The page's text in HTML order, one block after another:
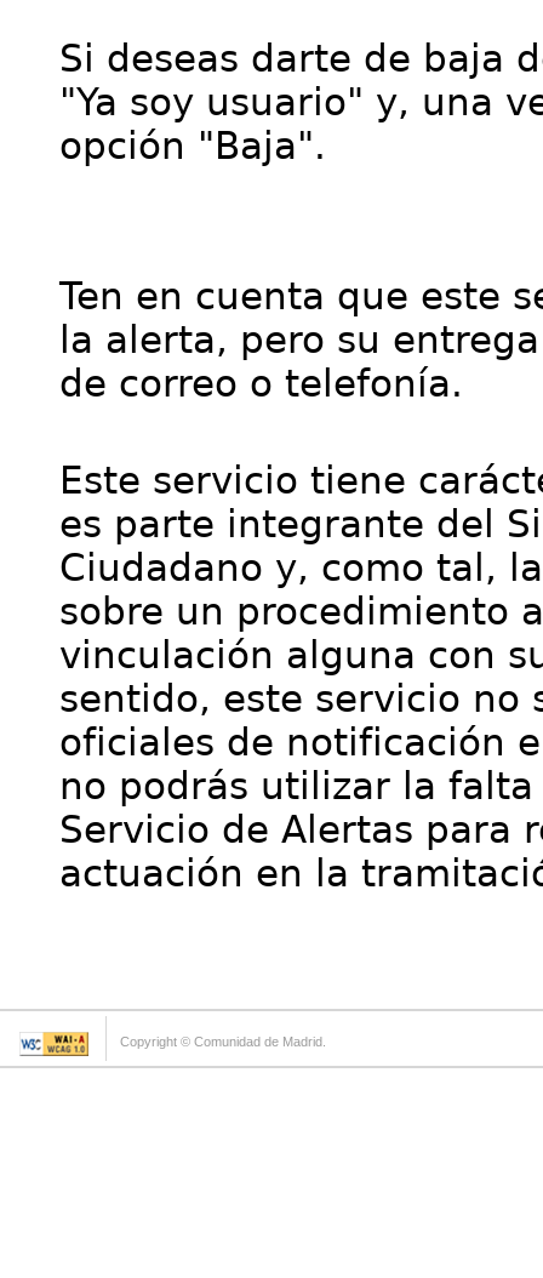
Si deseas darte de baja
"Ya soy usuario" y, una
opción "Baja".
Ten en cuenta que este
la alerta, pero su
de correo o telefonía.
Este servicio tiene
es parte integrante del
Ciudadano y, como tal,
sobre un procedimiento
vinculación alguna con
sentido, este servicio no
oficiales de notificación
no podrás utilizar la
Servicio de Alertas para
actuación en la
Copyright © Comunidad de Madrid.